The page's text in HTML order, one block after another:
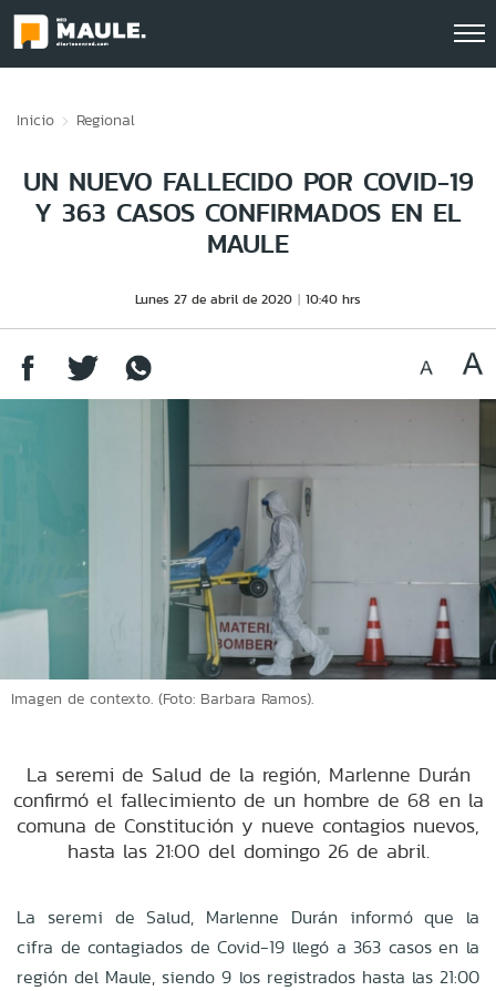
Inicio Regional
UN NUEVO FALLECIDO POR COVID-19
Y 363 CASOS CONFIRMADOS EN EL
MAULE
Lunes 27 de abril de 2020 10:40 hrs
Imagen de contexto. (Foto: Barbara Ramos).
La seremi de Salud de la región, Marlenne Durán
confirmó el fallecimiento de un hombre de 68 en la
comuna de Constitución y nueve contagios nuevos,
hasta las 21:00 del domingo 26 de abril.
La seremi de Salud, Marlenne Durán informó que la
cifra de contagiados de Covid-19 llegó a 363 casos en la
región del Maule, siendo 9 los registrados hasta las 21:00